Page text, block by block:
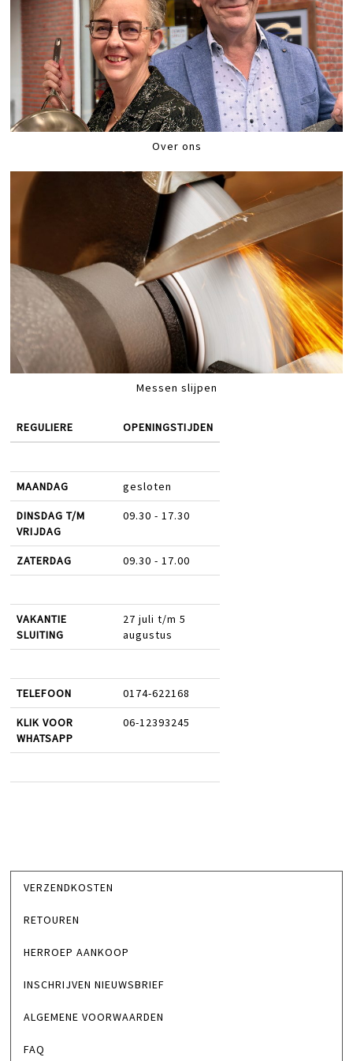
Over ons
Messen slijpen
REGULIERE OPENINGSTIJDEN
MAANDAG gesloten
DINSDAG T/M
VRIJDAG
09.30 - 17.30
ZATERDAG 09.30 - 17.00
VAKANTIE
SLUITING
27 juli t/m 5
augustus
TELEFOON 0174-622168
KLIK VOOR
WHATSAPP
06-12393245
VERZENDKOSTEN
RETOUREN
HERROEP AANKOOP
INSCHRIJVEN NIEUWSBRIEF
ALGEMENE VOORWAARDEN
FAQ